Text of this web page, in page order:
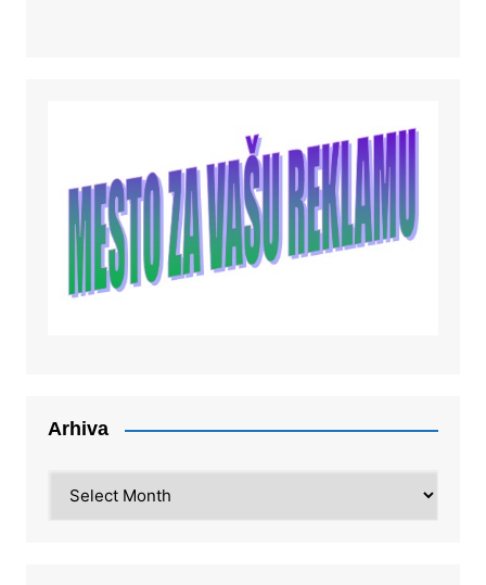
Arhiva